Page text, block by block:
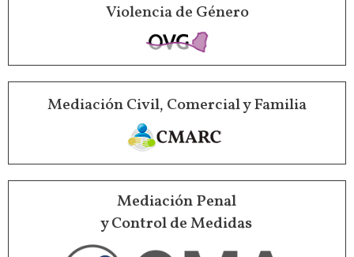
Violencia de Género
Mediación Civil, Comercial y Familia
Mediación Penal
y Control de Medidas